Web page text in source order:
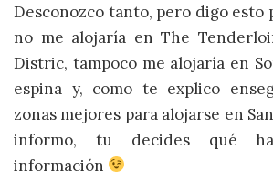
Desconozco tanto, pero digo esto
no me alojaría en The
Distric, tampoco me alojaría en
espina y, como te explico
zonas mejores para alojarse en
informo, tu decides qué
información